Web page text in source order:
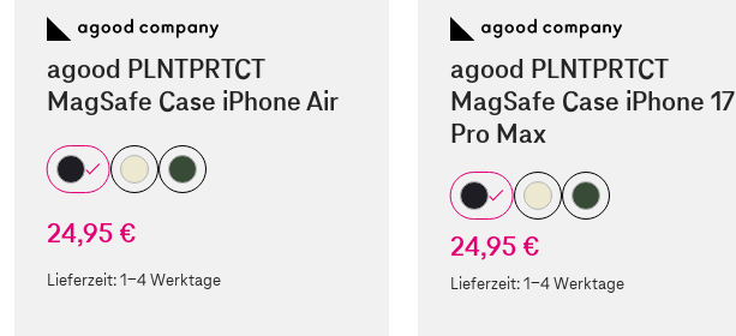
agood PLNTPRTCT
MagSafe Case iPhone Air
24,95 €
Lieferzeit:1-4 Werktage
agood PLNTPRTCT
MagSafe Case iPhone 17
Pro Max
24,95 €
Lieferzeit:1-4 Werktage